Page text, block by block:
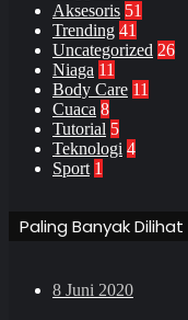
Aksesoris 51
Trending 41
Uncategorized 26
Niaga 11
Body Care 11
Cuaca 8
Tutorial 5
Teknologi 4
Sport 1
Paling Banyak Dilihat
8 Juni 2020